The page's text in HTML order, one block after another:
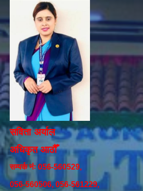
सविता अर्याल
अधिकृत आठौँ
सम्पर्क नंः 056-560529,
056-560506, 056-561229,